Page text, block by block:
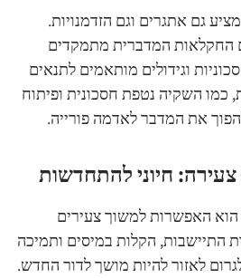
גם אתגרים וגם הזדמנויות.
החקלאות המדברית מתמקדים
וגידולים מותאמים לתנאים
כמו השקיה נטפת חסכונית ופיתוח
את המדבר לאדמה פורייה.
חיוני להתחדשות
האפשרות למשוך צעירים
התיישבות, הקלות במיסים ותמיכה
לאזור להיות מושך לדור החדש.